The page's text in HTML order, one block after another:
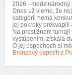
2026 –medzinárodný
Dnes už vieme, že
kategórii nemá
jej pokroky prekvapili
Na prestížnom
vystúpením, získala
O jej úspechoch si
Bronzový úspech z